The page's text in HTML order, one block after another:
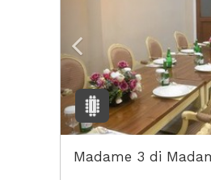
Madame 3 di